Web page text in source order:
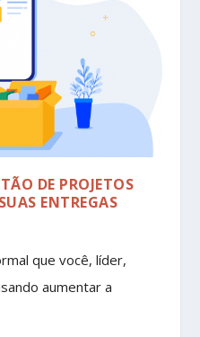
DE PROJETOS
ENTREGAS
que você, líder,
aumentar a